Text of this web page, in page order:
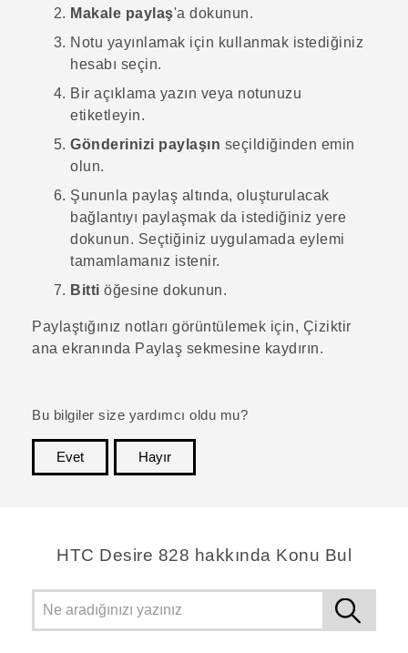
Makale paylaş'a dokunun.
Notu yayınlamak için kullanmak istediğiniz
hesabı seçin.
Bir açıklama yazın veya notunuzu
etiketleyin.
Gönderinizi paylaşın seçildiğinden emin
olun.
Şununla paylaş altında, oluşturulacak
bağlantıyı paylaşmak da istediğiniz yere
dokunun. Seçtiğiniz uygulamada eylemi
tamamlamanız istenir.
Bitti öğesine dokunun.
Paylaştığınız notları görüntülemek için, Çiziktir
ana ekranında Paylaş sekmesine kaydırın.
Bu bilgiler size yardımcı oldu mu?
Evet
Hayır
HTC Desire 828 hakkında Konu Bul